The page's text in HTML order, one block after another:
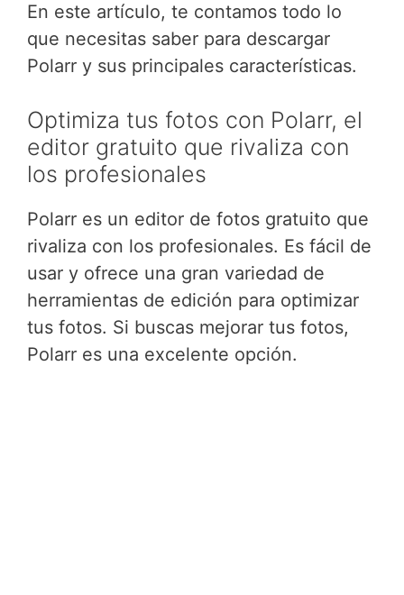
En este artículo, te contamos todo lo
que necesitas saber para descargar
Polarr y sus principales características.
Optimiza tus fotos con Polarr, el
editor gratuito que rivaliza con
los profesionales
Polarr es un editor de fotos gratuito que
rivaliza con los profesionales. Es fácil de
usar y ofrece una gran variedad de
herramientas de edición para optimizar
tus fotos. Si buscas mejorar tus fotos,
Polarr es una excelente opción.